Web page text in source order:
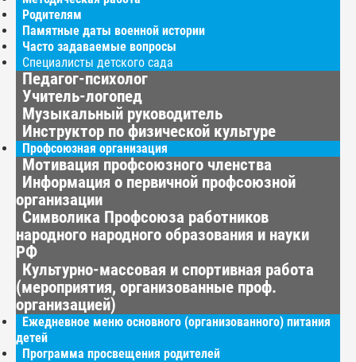
Родителям
Памятные даты военной истории
Часто задаваемые вопросы
Специалисты детского сада
Педагог-психолог
Учитель-логопед
Музыкальный руководитель
Инструктор по физической культуре
Профсоюзная организация
Мотивация профсоюзного членства
Информация о первичной профсоюзной
организации
Символика Профсоюза работников
народного народного образования и науки
РФ
Культурно-массовая и спортивная работа
(мероприятия, организованные проф.
организацией)
Ежедневное меню основного (организованного) питания
детей
Программа просвещения родителей